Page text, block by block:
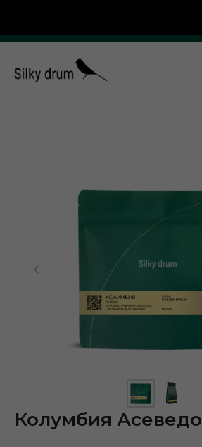
по России от 4 000 ₽ для
Колумбия Асеведо